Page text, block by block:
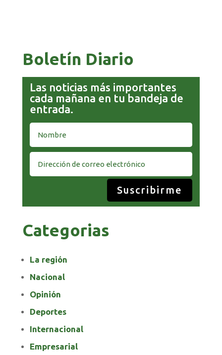
Boletín Diario
Las noticias más importantes
cada mañana en tu bandeja de
entrada.
Suscribirme
Categorias
La región
Nacional
Opinión
Deportes
Internacional
Empresarial